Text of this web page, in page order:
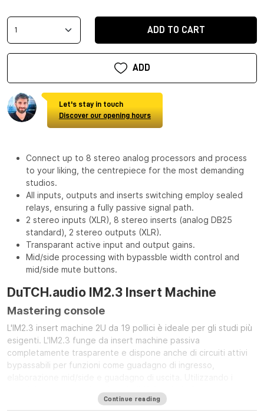
ADD TO CART
ADD
Let's stay in touch
Discover our opening hours
Connect up to 8 stereo analog processors and process
to your liking, the centrepiece for the most demanding
studios.
All inputs, outputs and inserts switching employ sealed
relays, ensuring a fully passive signal path.
2 stereo inputs (XLR), 8 stereo inserts (analog DB25
standard), 2 stereo outputs (XLR).
Transparant active input and output gains.
Mid/side processing with bypassble width control and
mid/side mute buttons.
DuTCH.audio IM2.3 Insert Machine
Mastering console
L'IM2.3 insert machine 2U da 19 pollici è ideale per gli studi più
esigenti. L'IM2.3 funge da insert machine passiva
completamente trasparente e dispone anche di circuiti attivi
bypassabili per funzioni come guadagno di ingresso,
stereo, 2 uscite stereo e 8 inserti stereo (secondo lo standard
Continue reading